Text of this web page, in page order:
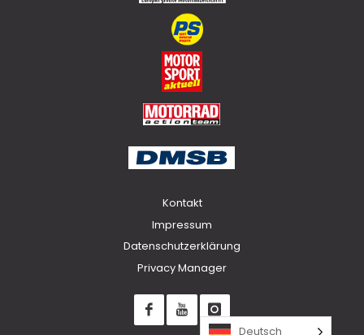
Kontakt
Impressum
Datenschutzerklärung
Privacy Manager
Deutsch